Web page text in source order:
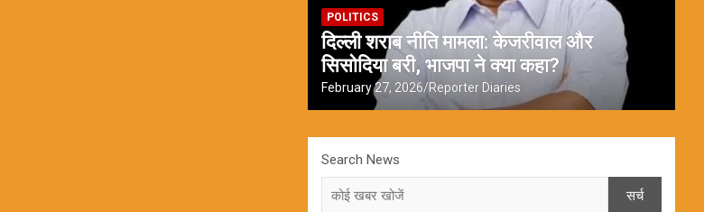
POLITICS
दिल्ली शराब नीति मामला: केजरीवाल और
सिसोदिया बरी, भाजपा ने क्या कहा?
February 27, 2026 Reporter Diaries
Search News
सर्च